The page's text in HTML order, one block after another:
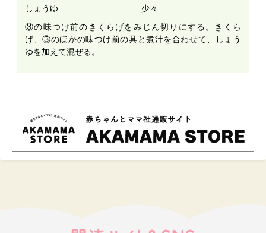
しょうゆ…………………………少々
③の味つけ前のきくらげをみじん切りにする。きくら
げ、③のほかの味つけ前の具と煮汁を合わせて、しょう
ゆを加えて混ぜる。